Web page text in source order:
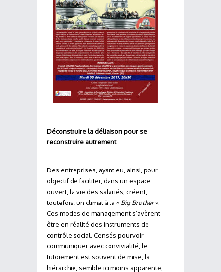
Déconstruire la déliaison pour se
reconstruire autrement
Des entreprises, ayant eu, ainsi, pour
objectif de faciliter, dans un espace
ouvert, la vie des salariés, créent,
toutefois, un climat à la « Big Brother».
Ces modes de management s’avèrent
être en réalité des instruments de
contrôle social. Censés pourvoir
communiquer avec convivialité, le
tutoiement est souvent de mise, la
hiérarchie, semble ici moins apparente,